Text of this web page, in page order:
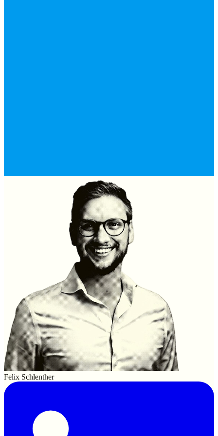
Felix Schlenther